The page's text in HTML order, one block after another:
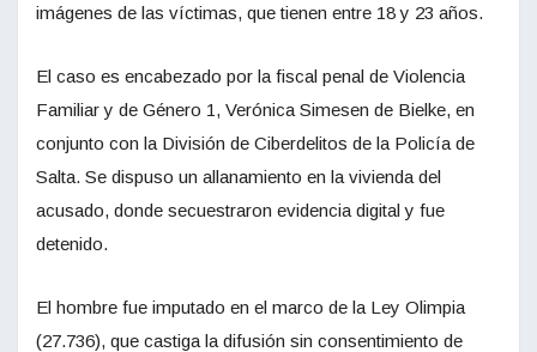
imágenes de las víctimas, que tienen entre 18 y 23 años.
El caso es encabezado por la fiscal penal de Violencia
Familiar y de Género 1, Verónica Simesen de Bielke, en
conjunto con la División de Ciberdelitos de la Policía de
Salta. Se dispuso un allanamiento en la vivienda del
acusado, donde secuestraron evidencia digital y fue
detenido.
El hombre fue imputado en el marco de la Ley Olimpia
(27.736), que castiga la difusión sin consentimiento de